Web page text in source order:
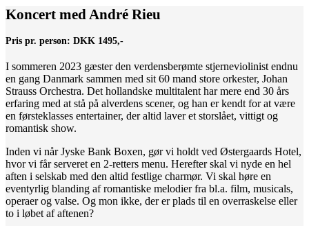
Koncert med André Rieu
Pris pr. person: DKK 1495,-
I sommeren 2023 gæster den verdensberømte stjerneviolinist endnu
en gang Danmark sammen med sit 60 mand store orkester, Johan
Strauss Orchestra. Det hollandske multitalent har mere end 30 års
erfaring med at stå på alverdens scener, og han er kendt for at være
en førsteklasses entertainer, der altid laver et storslået, vittigt og
romantisk show.
Inden vi når Jyske Bank Boxen, gør vi holdt ved Østergaards Hotel,
hvor vi får serveret en 2-retters menu. Herefter skal vi nyde en hel
aften i selskab med den altid festlige charmør. Vi skal høre en
eventyrlig blanding af romantiske melodier fra bl.a. film, musicals,
operaer og valse. Og mon ikke, der er plads til en overraskelse eller
to i løbet af aftenen?